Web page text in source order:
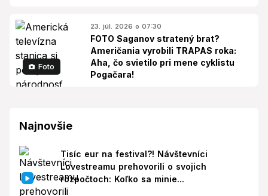
Foto
23. júl. 2026 o 07:30
FOTO Saganov stratený brat?
Američania vyrobili TRAPAS roka:
Aha, čo svietilo pri mene cyklistu
Pogačara!
Najnovšie
Tisíc eur na festival?! Návštevníci
Lovestreamu prehovorili o svojich
rozpočtoch: Koľko sa minie...